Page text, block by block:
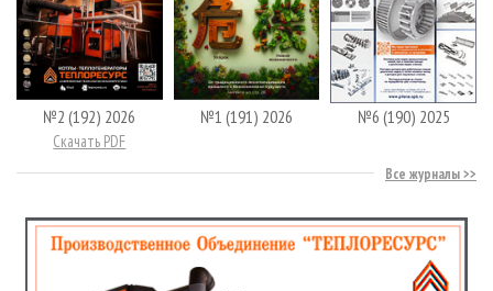
№2 (192) 2026
Скачать PDF
№1 (191) 2026 №6 (190) 2025
Все журналы